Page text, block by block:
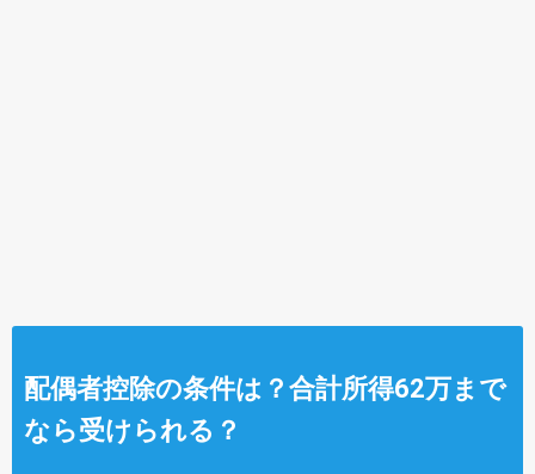
配偶者控除の条件は？合計所得62万まで
なら受けられる？